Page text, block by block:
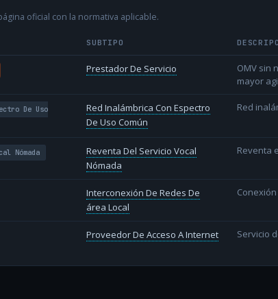
oficial con la normativa aplicable.
SUBTIPO
Prestador De Servicio
OMV sin
mayor
De Uso
Red Inalámbrica Con Espectro
De Uso Común
Red
Nómada
Reventa Del Servicio Vocal
Nómada
Reventa
Interconexión De Redes De
área Local
Proveedor De Acceso A Internet Servicio